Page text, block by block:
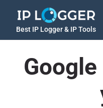
Best IP Logger & IP Tools